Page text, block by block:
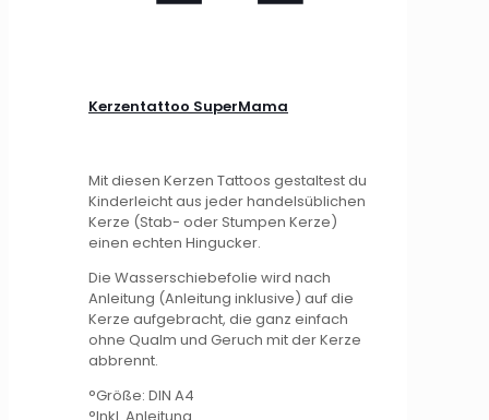
Kerzentattoo SuperMama
Mit diesen Kerzen Tattoos gestaltest du
Kinderleicht aus jeder handelsüblichen
Kerze (Stab- oder Stumpen Kerze)
einen echten Hingucker.
Die Wasserschiebefolie wird nach
Anleitung (Anleitung inklusive) auf die
Kerze aufgebracht, die ganz einfach
ohne Qualm und Geruch mit der Kerze
abbrennt.
°Größe: DIN A4